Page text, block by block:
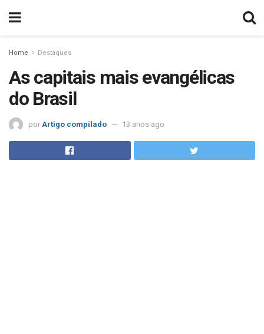
Home Destaques
As capitais mais evangélicas
do Brasil
por Artigo compilado 13 anos ago